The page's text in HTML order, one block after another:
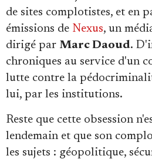
de sites complotistes, et en
émissions de Nexus, un
dirigé par Marc Daoud.
chroniques au service d'un
lutte contre la
lui, par les institutions.
Reste que cette obsession
lendemain et que son
les sujets : géopolitique,